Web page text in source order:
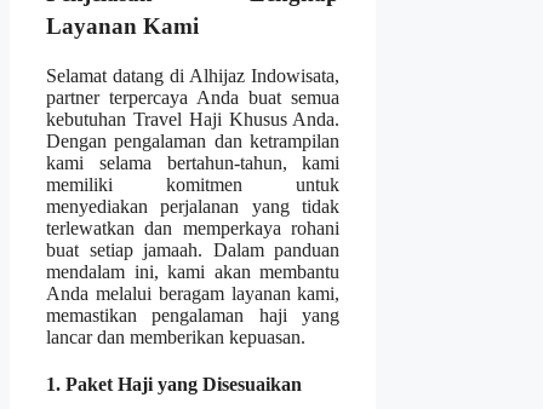
Layanan Kami
Selamat datang di Alhijaz Indowisata,
partner terpercaya Anda buat semua
kebutuhan Travel Haji Khusus Anda.
Dengan pengalaman dan ketrampilan
kami selama bertahun-tahun, kami
memiliki komitmen untuk
menyediakan perjalanan yang tidak
terlewatkan dan memperkaya rohani
buat setiap jamaah. Dalam panduan
mendalam ini, kami akan membantu
Anda melalui beragam layanan kami,
memastikan pengalaman haji yang
lancar dan memberikan kepuasan.
1. Paket Haji yang Disesuaikan